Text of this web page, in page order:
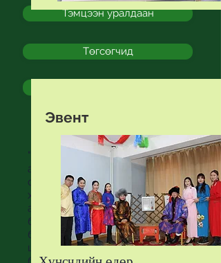
Тэмцээн уралдаан
Төгсөгчид
"Идэр Их Сургуулийн гол
анхаардаг зүйлсийн нэг бол
оюутнууддаа зориулсан
хичээлээс гадуурх олон үйл
ажиллагаануудыг зохион
байгуулах, үүгээрээ оюутан,
багш нараа хөгжүүлэх, чөлөөт
цагаа зөв боловсон, үр
Эвент